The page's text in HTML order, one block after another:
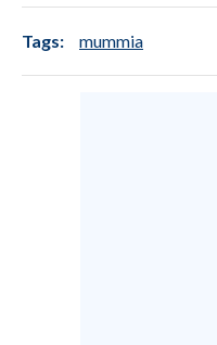
Tags: mummia